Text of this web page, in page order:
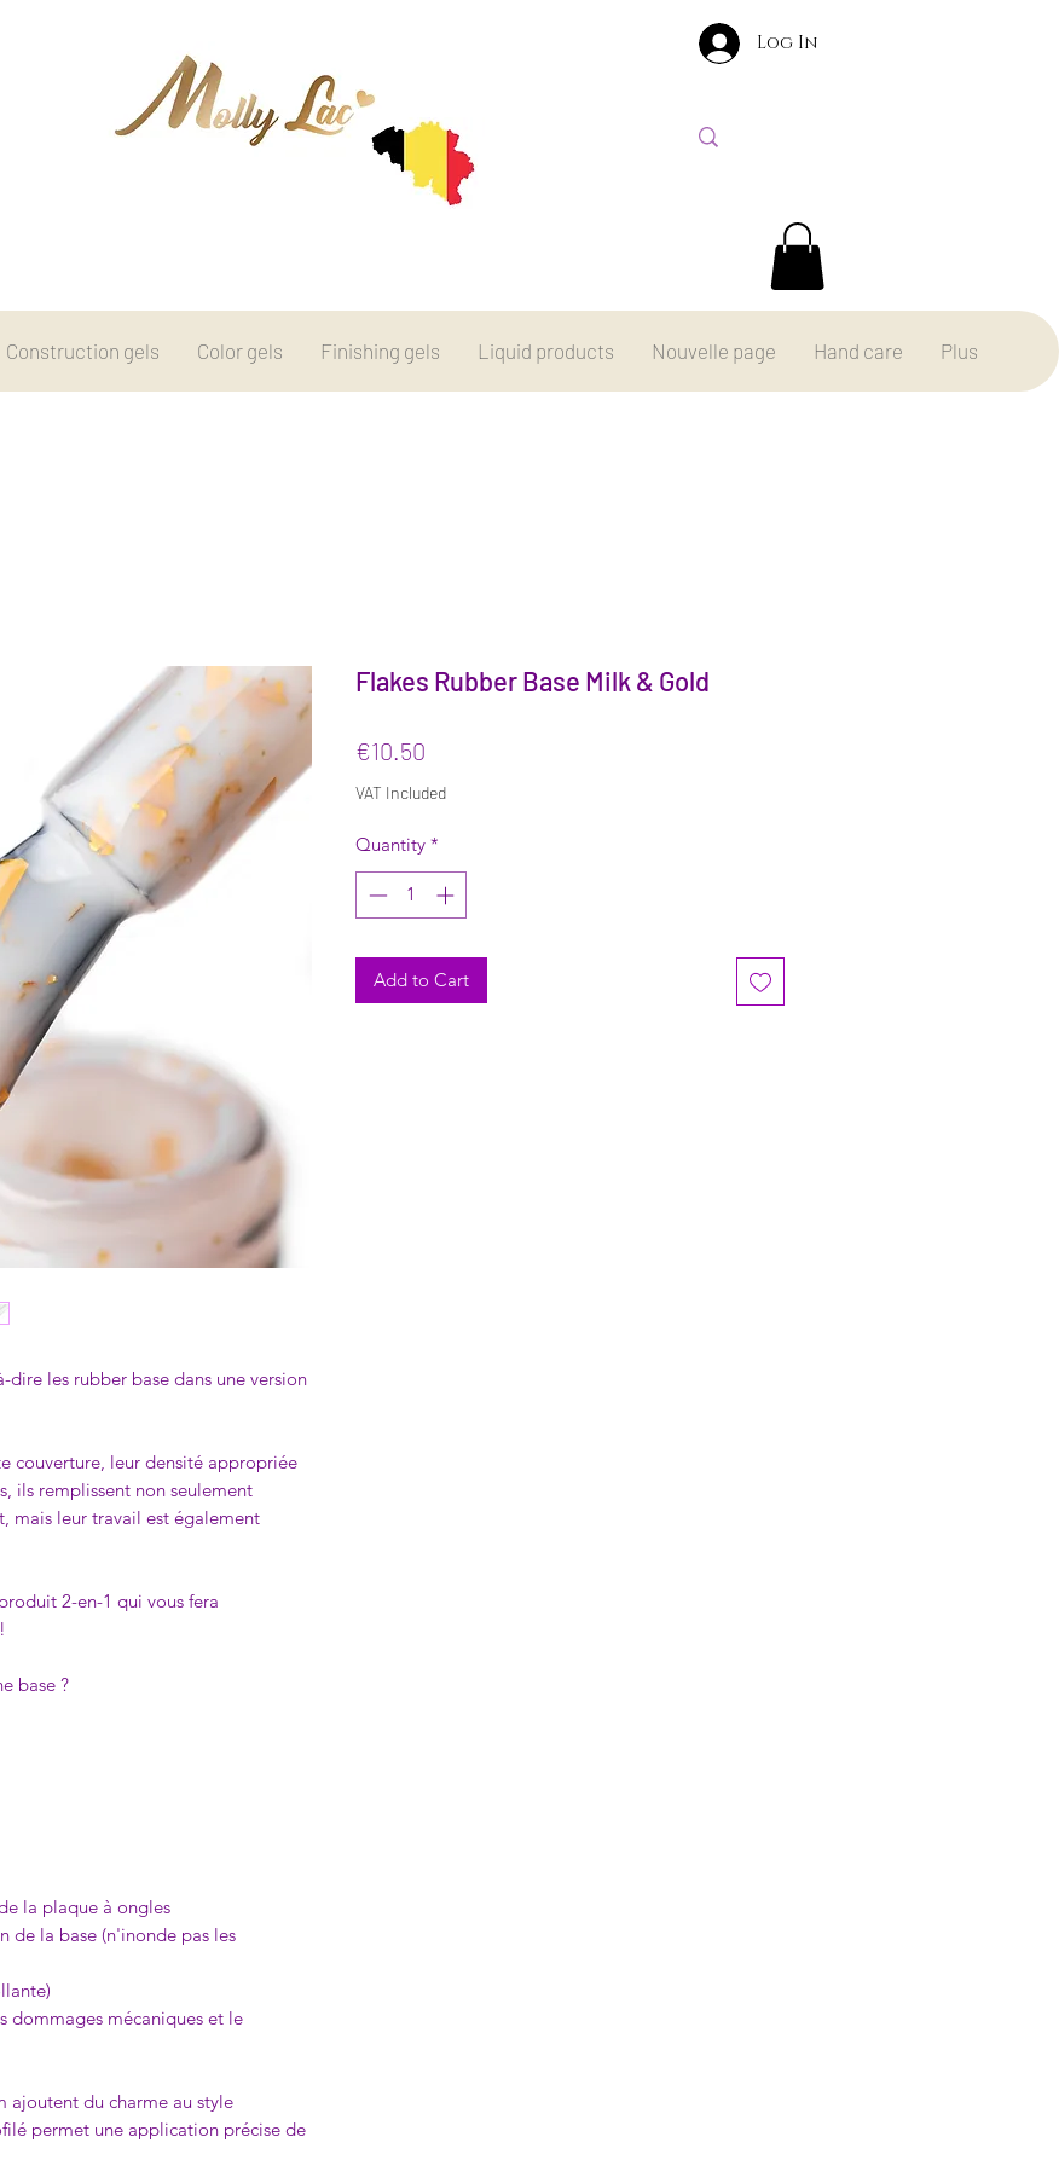
Log In
Construction gels Color gels Finishing gels Liquid products Nouvelle page Hand care Plus
dire les rubber base dans une version
couverture, leur densité appropriée
ils remplissent non seulement
mais leur travail est également
2-en-1 qui vous fera
base ?
la plaque à ongles
la base (n'inonde pas les
dommages mécaniques et le
ajoutent du charme au style
permet une application précise de
Flakes Rubber Base Milk & Gold
€10.50
VAT Included
Quantity *
Add to Cart